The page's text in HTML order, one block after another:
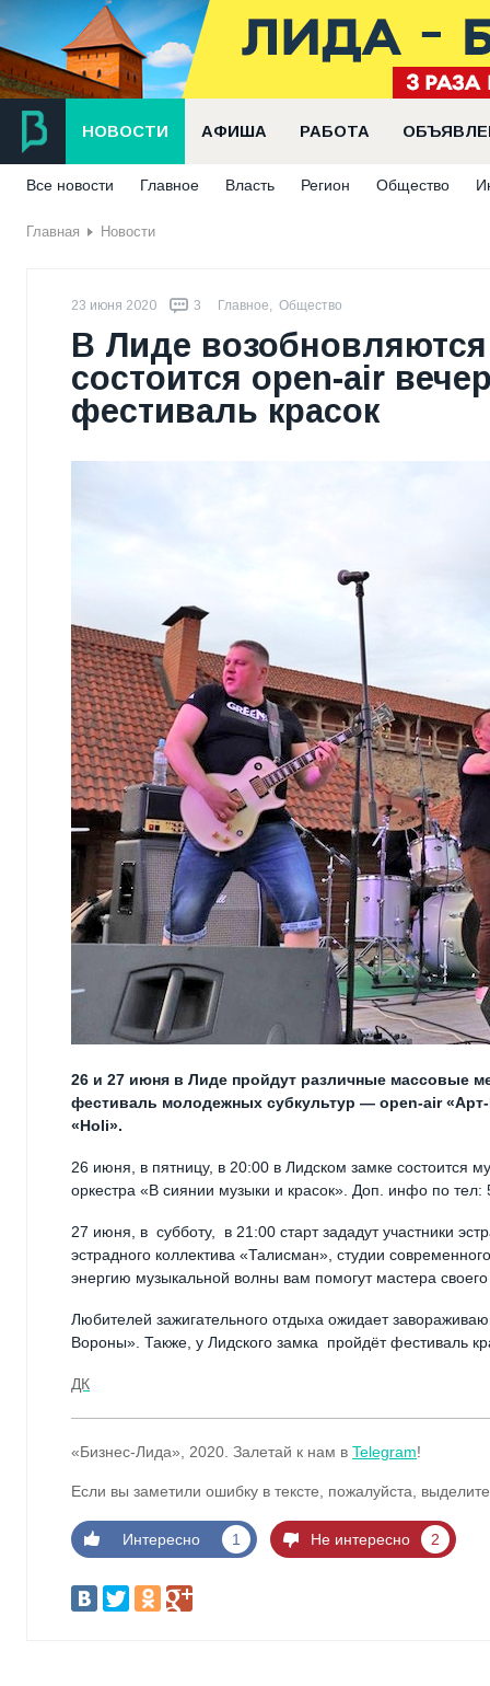
НОВОСТИ АФИША РАБОТА
Все новости Главное Власть Регион Общество
Главная Новости
23 июня 2020 3 Главное, Общество
В Лиде
состоится open-air
фестиваль красок
26 и 27 июня в Лиде пройдут различные массовые
фестиваль молодежных субкультур — open-air
«Holi».
26 июня, в пятницу, в 20:00 в Лидском замке состоится
оркестра «В сиянии музыки и красок». Доп. инфо по тел:
27 июня, в субботу, в 21:00 старт зададут участники
эстрадного коллектива «Талисман», студии
энергию музыкальной волны вам помогут мастера
Любителей зажигательного отдыха ожидает
Вороны». Также, у Лидского замка пройдёт фестиваль
ДК
«Бизнес-Лида», 2020. Залетай к нам в Telegram!
Если вы заметили ошибку в тексте, пожалуйста,
Интересно 1 Не интересно 2